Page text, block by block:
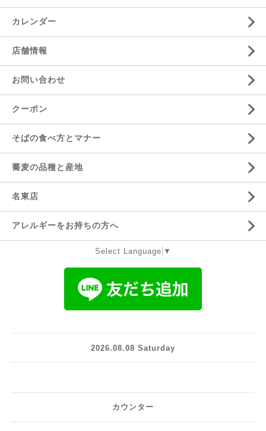
カレンダー
店舗情報
お問い合わせ
クーポン
そばの食べ方とマナー
蕎麦の品種と産地
名東店
アレルギーをお持ちの方へ
Select Language ▼
2026.08.08 Saturday
カウンター